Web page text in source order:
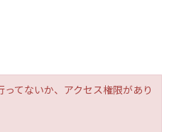
てないか、アクセス権限があり